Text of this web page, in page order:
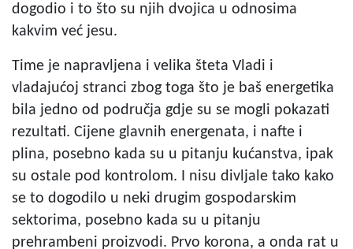
dogodio i to što su njih dvojica u odnosima
kakvim već jesu.
Time je napravljena i velika šteta Vladi i
vladajućoj stranci zbog toga što je baš energetika
bila jedno od područja gdje su se mogli pokazati
rezultati. Cijene glavnih energenata, i nafte i
plina, posebno kada su u pitanju kućanstva, ipak
su ostale pod kontrolom. I nisu divljale tako kako
se to dogodilo u neki drugim gospodarskim
sektorima, posebno kada su u pitanju
prehrambeni proizvodi. Prvo korona, a onda rat u